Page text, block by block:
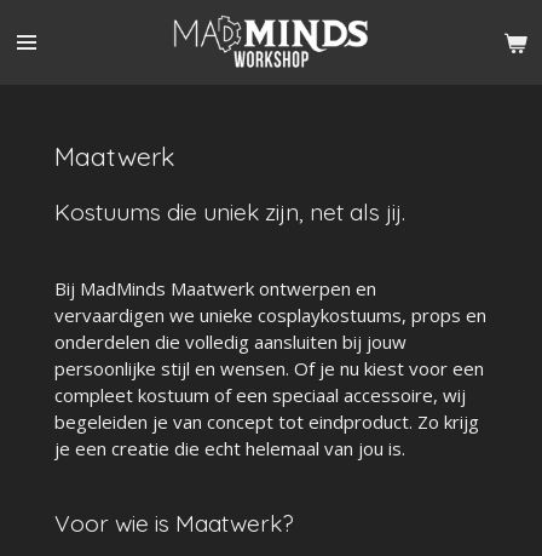
direct
Maatwerk
Kostuums die uniek zijn, net als jij.
Bij MadMinds Maatwerk ontwerpen en
vervaardigen we unieke cosplaykostuums, props en
onderdelen die volledig aansluiten bij jouw
persoonlijke stijl en wensen. Of je nu kiest voor een
compleet kostuum of een speciaal accessoire, wij
begeleiden je van concept tot eindproduct. Zo krijg
je een creatie die echt helemaal van jou is.
Voor wie is Maatwerk?